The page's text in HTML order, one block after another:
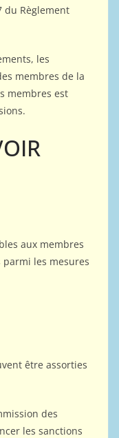
du Règlement
les
membres de la
membres est
aux membres
parmi les mesures
être assorties
des
les sanctions